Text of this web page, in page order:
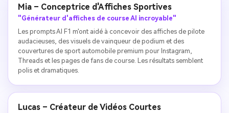
Mia – Conceptrice d'Affiches Sportives
"Générateur d'affiches de course AI incroyable"
Les prompts AI F1 m'ont aidé à concevoir des affiches de pilote
audacieuses, des visuels de vainqueur de podium et des
couvertures de sport automobile premium pour Instagram,
Threads et les pages de fans de course. Les résultats semblent
polis et dramatiques.
Lucas – Créateur de Vidéos Courtes